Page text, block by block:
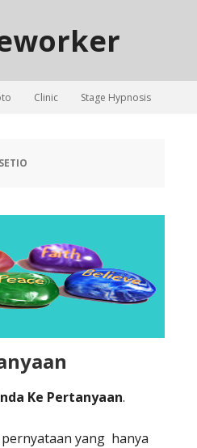
Clinic Stage Hypnosis
Ke Pertanyaan.
yang hanya